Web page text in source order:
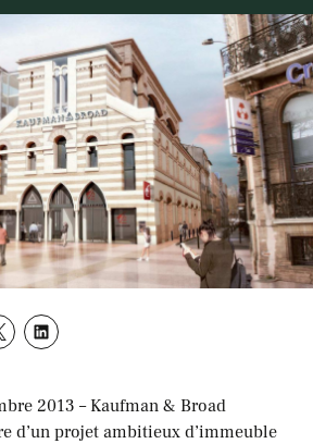
2013 – Kaufman & Broad
d’un projet ambitieux d’immeuble